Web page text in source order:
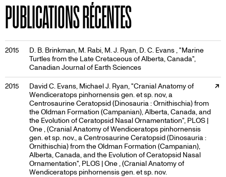
PUBLICATIONS RÉCENTES
2015
D. B. Brinkman, M. Rabi, M. J. Ryan, D. C. Evans , "Marine
Turtles from the Late Cretaceous of Alberta, Canada",
Canadian Journal of Earth Sciences
2015
David C. Evans, Michael J. Ryan, "Cranial Anatomy of
Wendiceratops pinhornensis gen. et sp. nov, a
Centrosaurine Ceratopsid (Dinosauria : Ornithischia) from
the Oldman Formation (Campanian), Alberta, Canada, and
the Evolution of Ceratopsid Nasal Ornamentation", PLOS |
One , (Cranial Anatomy of Wendiceratops pinhornensis
gen. et sp. nov., a Centrosaurine Ceratopsid (Dinosauria :
Ornithischia) from the Oldman Formation (Campanian),
Alberta, Canada, and the Evolution of Ceratopsid Nasal
Ornamentation", PLOS | One , (Cranial Anatomy of
Wendiceratops pinhornensis gen. et sp. nov.
External link, opens in a new tab